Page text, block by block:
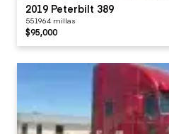
2019 Peterbilt 389
551964 millas
$95,000